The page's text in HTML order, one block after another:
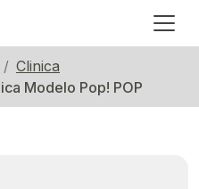
Clinica
Modelo Pop! POP